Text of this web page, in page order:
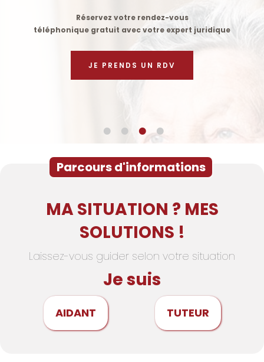
Réservez votre rendez-vous
téléphonique gratuit avec votre expert juridique
JE PRENDS UN RDV
Parcours d'informations
MA SITUATION ? MES
SOLUTIONS !
Laissez-vous guider selon votre situation
Je suis
AIDANT TUTEUR